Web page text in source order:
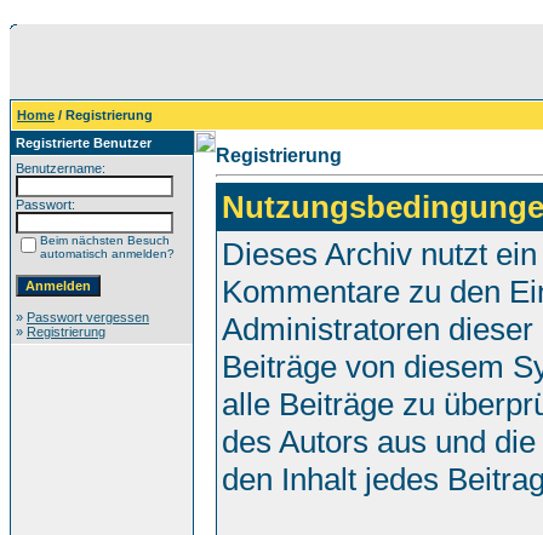
Home / Registrierung
Registrierte Benutzer
Benutzername:
Passwort:
Beim nächsten Besuch
automatisch anmelden?
» Passwort vergessen
» Registrierung
Registrierung
Dieses Archiv nutzt
Kommentare zu den
Administratoren
Beiträge von diesem
alle Beiträge zu
des Autors aus und
den Inhalt jedes